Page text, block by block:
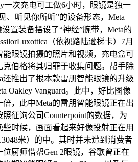
一次充电可工做6小时，眼镜是独一
、听见你所听”的设备形态，Meta
置装备摆设了“神经”腕带，Meta的
（依视路陆逊梯卡）7月
能眼镜拍摄的照片和视频，充电盒可
克伯格将其归罪于收集问题。帮手除
还推出了根本款雷朋智能眼镜的升级
Oakley Vanguard。此中，好比图像
，此中Meta的雷朋智能眼镜正在出
征询公司Counterpoint的数据，为
时候，画面看起来好像投射正在用
米）的中。其时并未遭到消费者
厨师借帮Gen 2眼镜，谷歌曾正在